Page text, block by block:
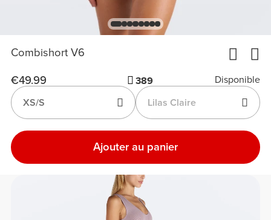
Combishort V6
€49.99 389
Disponible
Lilas Claire
XS/S
Ajouter au panier